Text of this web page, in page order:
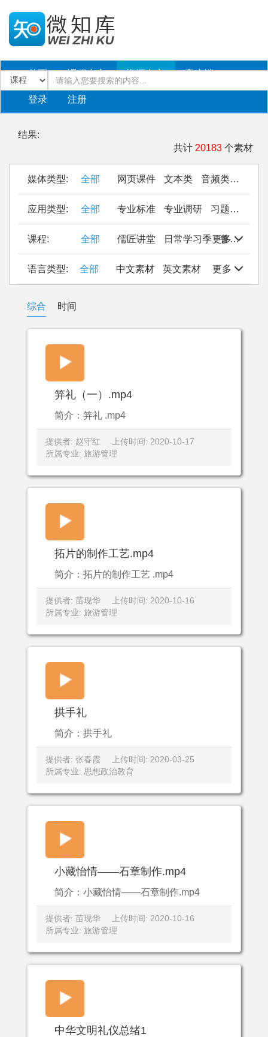
首页 课程中心 资源中心 客户端
登录 注册
结果:
共计 20183 个素材
媒体类型: 全部 网页课件 文本类 音频类
应用类型: 全部 专业标准 专业调研 习题作业
更多
课程: 全部 儒匠讲堂 日常学习季 鲁西南民间织锦
更多
语言类型: 全部 中文素材 英文素材
综合 时间
笄礼（一）.mp4
简介：笄礼 .mp4
提供者: 赵守红
上传时间: 2020-10-17
所属专业: 旅游管理
拓片的制作工艺.mp4
简介：拓片的制作工艺 .mp4
提供者: 苗现华
上传时间: 2020-10-16
所属专业: 旅游管理
拱手礼
简介：拱手礼
提供者: 张春霞
上传时间: 2020-03-25
所属专业: 思想政治教育
小藏怡情——石章制作.mp4
简介：小藏怡情——石章制作.mp4
提供者: 苗现华
上传时间: 2020-10-16
所属专业: 旅游管理
中华文明礼仪总绪1